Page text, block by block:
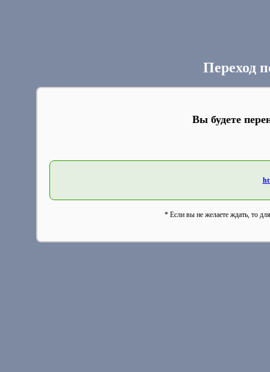
Переход
Вы будете
* Если вы не желаете ждать, то